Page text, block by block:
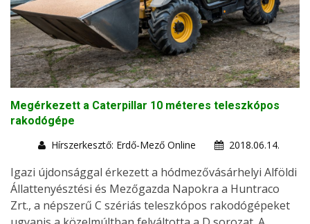
Megérkezett a Caterpillar 10 méteres teleszkópos
rakodógépe
Hírszerkesztő: Erdő-Mező Online
2018.06.14.
Igazi újdonsággal érkezett a hódmezővásárhelyi Alföldi
Állattenyésztési és Mezőgazda Napokra a Huntraco
Zrt., a népszerű C szériás teleszkópos rakodógépeket